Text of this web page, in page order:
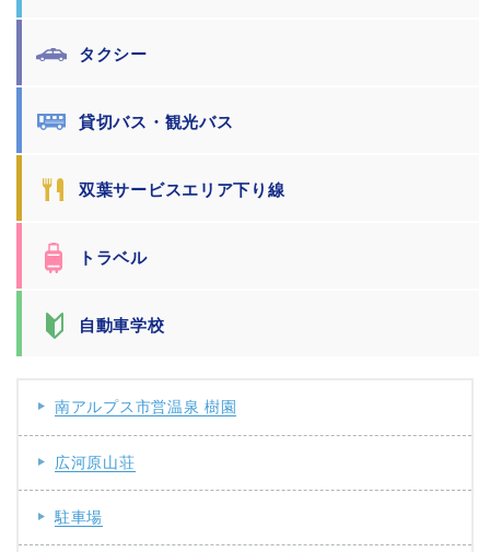
タクシー
貸切バス・観光バス
双葉サービスエリア下り線
トラベル
自動車学校
南アルプス市営温泉 樹園
広河原山荘
駐車場